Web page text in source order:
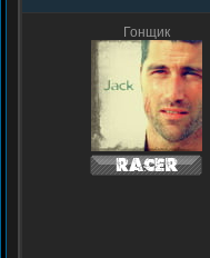
Гонщик